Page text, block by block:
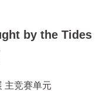
by the Tides
主竞赛单元